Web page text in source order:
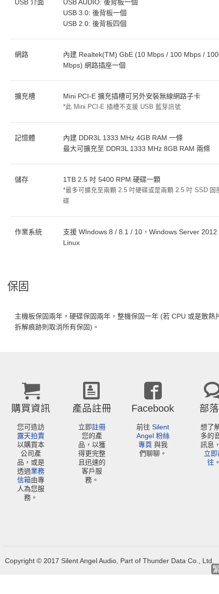
USB 介面
USB AUDIO: 後背板一個
USB 3.0: 後背板一個
USB 2.0: 後背板四個
網路
內建 Realtek(TM) GbE (10 Mbps / 100 Mbps /
Mbps) 網路插座一個
擴充槽 Mini PCI-E 擴充插槽可另外安裝無線網路子卡
*此 Mini PCI-E 插槽不支援 USB 藍芽訊號
記憶體
內建 DDR3L 1333 MHz 4GB RAM 一條
最大可擴充至 DDR3L 1333 MHz 8GB RAM 兩條
儲存 1TB 2.5 吋 5400 RPM 硬碟一顆
*最多可擴充至兩顆 2.5 吋硬碟或是兩顆 2.5 吋 SSD 固
碟
作業系統
支援 WIndows 8 / 8.1 / 10，Windows Server 2012
Linux
保固
主機板保固兩年，硬碟保固兩年，整機保固一年 (若 CPU 或是散熱
拆解痕跡則取消所有保固)。
購買資訊
您可造訪
露天拍賣
以購買本
公司產
品，或是
透過業務
信箱由專
人為您服
務。
產品註冊
立即註冊
您的產
品，以獲
得更完整
且迅速的
客戶服
務。
Facebook
前往 Silent
Angel 粉絲
專頁 與我
們聊聊。
部
想了
多的
訊息
立即
往
Copyright © 2017 Silent Angel Audio, Part of Thunder Data Co., Ltd.